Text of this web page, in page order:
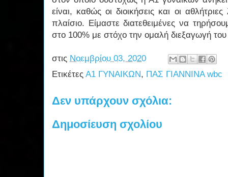
είναι, καθώς οι διοικήσεις και οι
πλαίσιο. Είμαστε διατεθειμένες να
στο 100% με στόχο την ομαλή διεξαγωγή
στις Νοεμβρίου 03, 2020
Ετικέτες Α1 ΓΥΝΑΙΚΩΝ, ΠΑΣ ΓΙΑΝΝΙΝΑ wbc
Δεν υπάρχουν σχόλια:
Δημοσίευση σχολίου